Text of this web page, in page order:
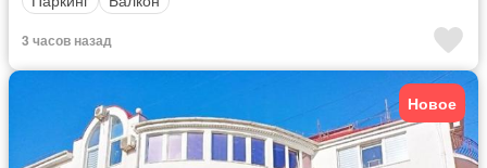
3 часов назад
Новое